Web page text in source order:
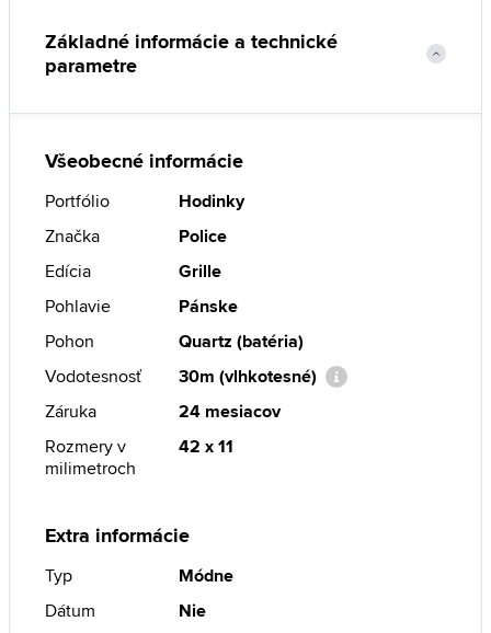
Základné informácie a technické
parametre
Všeobecné informácie
Portfólio
Hodinky
Značka
Police
Edícia
Grille
Pohlavie
Pánske
Pohon
Quartz (batéria)
Vodotesnosť
30m (vlhkotesné)
Záruka
24 mesiacov
Rozmery v
milimetroch
42 x 11
Extra informácie
Typ
Módne
Dátum
Nie